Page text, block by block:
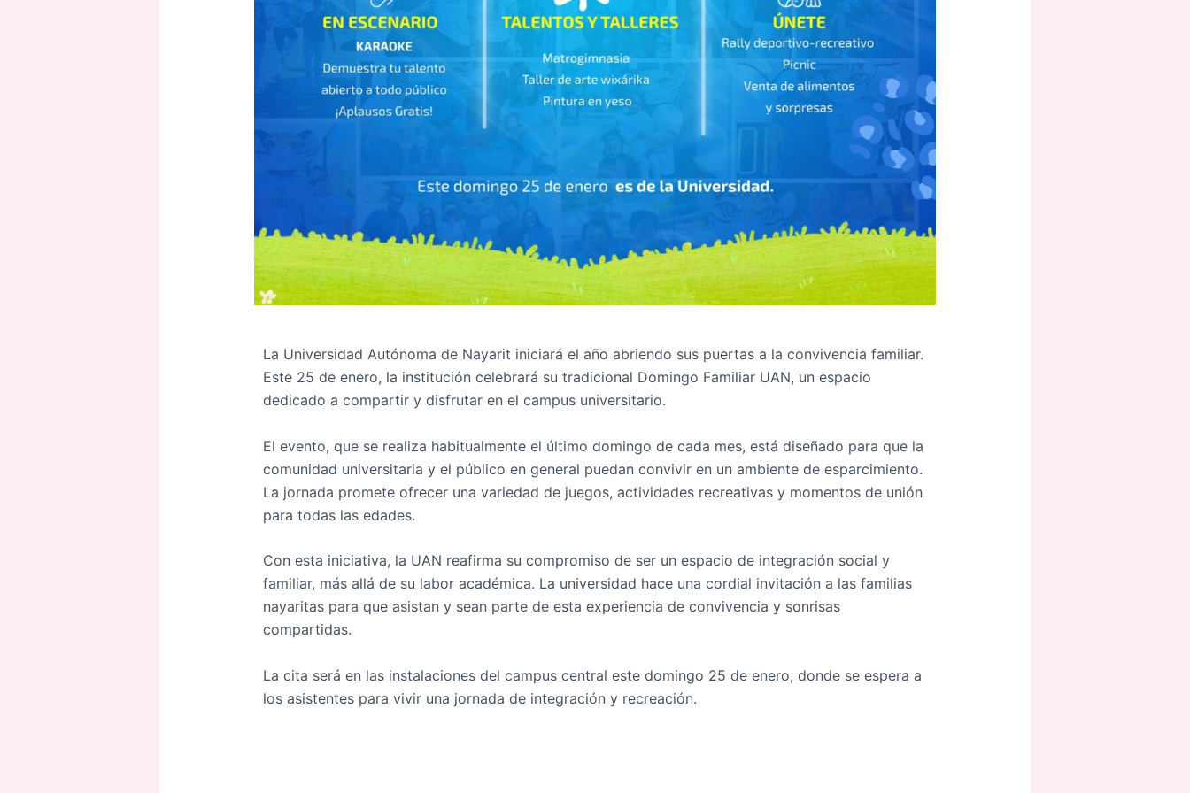
La Universidad Autónoma de Nayarit iniciará el año abriendo sus puertas a la convivencia familiar.
Este 25 de enero, la institución celebrará su tradicional Domingo Familiar UAN, un espacio
dedicado a compartir y disfrutar en el campus universitario.
El evento, que se realiza habitualmente el último domingo de cada mes, está diseñado para que la
comunidad universitaria y el público en general puedan convivir en un ambiente de esparcimiento.
La jornada promete ofrecer una variedad de juegos, actividades recreativas y momentos de unión
para todas las edades.
Con esta iniciativa, la UAN reafirma su compromiso de ser un espacio de integración social y
familiar, más allá de su labor académica. La universidad hace una cordial invitación a las familias
nayaritas para que asistan y sean parte de esta experiencia de convivencia y sonrisas
compartidas.
La cita será en las instalaciones del campus central este domingo 25 de enero, donde se espera a
los asistentes para vivir una jornada de integración y recreación.